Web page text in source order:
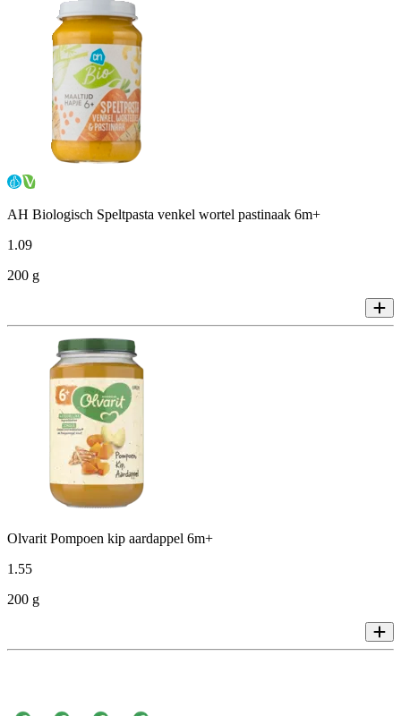
AH Biologisch Speltpasta venkel wortel pastinaak 6m+
1.09
200 g
Olvarit Pompoen kip aardappel 6m+
1.55
200 g